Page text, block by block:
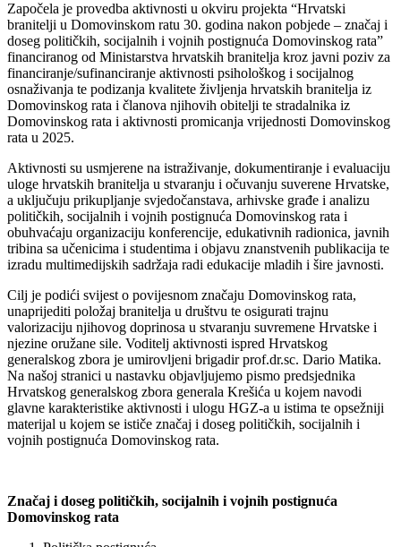
Započela je provedba aktivnosti u okviru projekta “Hrvatski
branitelji u Domovinskom ratu 30. godina nakon pobjede – značaj i
doseg političkih, socijalnih i vojnih postignuća Domovinskog rata”
financiranog od Ministarstva hrvatskih branitelja kroz javni poziv za
financiranje/sufinanciranje aktivnosti psihološkog i socijalnog
osnaživanja te podizanja kvalitete življenja hrvatskih branitelja iz
Domovinskog rata i članova njihovih obitelji te stradalnika iz
Domovinskog rata i aktivnosti promicanja vrijednosti Domovinskog
rata u 2025.
Aktivnosti su usmjerene na istraživanje, dokumentiranje i evaluaciju
uloge hrvatskih branitelja u stvaranju i očuvanju suverene Hrvatske,
a uključuju prikupljanje svjedočanstava, arhivske građe i analizu
političkih, socijalnih i vojnih postignuća Domovinskog rata i
obuhvaćaju organizaciju konferencije, edukativnih radionica, javnih
tribina sa učenicima i studentima i objavu znanstvenih publikacija te
izradu multimedijskih sadržaja radi edukacije mladih i šire javnosti.
Cilj je podići svijest o povijesnom značaju Domovinskog rata,
unaprijediti položaj branitelja u društvu te osigurati trajnu
valorizaciju njihovog doprinosa u stvaranju suvremene Hrvatske i
njezine oružane sile. Voditelj aktivnosti ispred Hrvatskog
generalskog zbora je umirovljeni brigadir prof.dr.sc. Dario Matika.
Na našoj stranici u nastavku objavljujemo pismo predsjednika
Hrvatskog generalskog zbora generala Krešića u kojem navodi
glavne karakteristike aktivnosti i ulogu HGZ-a u istima te opsežniji
materijal u kojem se ističe značaj i doseg političkih, socijalnih i
vojnih postignuća Domovinskog rata.
Značaj i doseg političkih, socijalnih i vojnih postignuća
Domovinskog rata